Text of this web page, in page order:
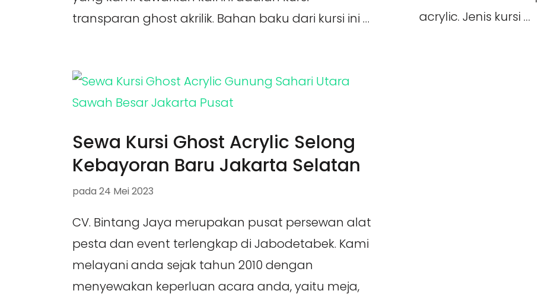
transparan ghost akrilik. Bahan baku dari kursi ini …
acrylic. Jenis kursi …
Sewa Kursi Ghost Acrylic Selong
Kebayoran Baru Jakarta Selatan
pada 24 Mei 2023
CV. Bintang Jaya merupakan pusat persewan alat
pesta dan event terlengkap di Jabodetabek. Kami
melayani anda sejak tahun 2010 dengan
menyewakan keperluan acara anda, yaitu meja,